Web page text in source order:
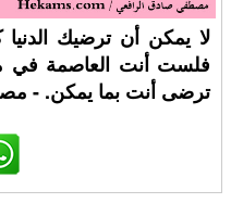
لا يمكن أن ترضيك
فلست أنت العاصمة في
ترضى أنت بما يمكن. -